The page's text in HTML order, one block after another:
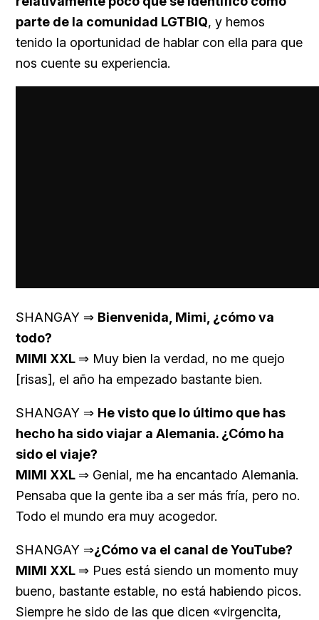
parte de la comunidad LGTBIQ, y hemos
tenido la oportunidad de hablar con ella para que
nos cuente su experiencia.
SHANGAY ⇒ Bienvenida, Mimi, ¿cómo va
todo?
MIMI XXL ⇒ Muy bien la verdad, no me quejo
[risas], el año ha empezado bastante bien.
SHANGAY ⇒ He visto que lo último que has
hecho ha sido viajar a Alemania. ¿Cómo ha
sido el viaje?
MIMI XXL ⇒ Genial, me ha encantado Alemania.
Pensaba que la gente iba a ser más fría, pero no.
Todo el mundo era muy acogedor.
SHANGAY ⇒¿Cómo va el canal de YouTube?
MIMI XXL ⇒ Pues está siendo un momento muy
bueno, bastante estable, no está habiendo picos.
Siempre he sido de las que dicen «virgencita,